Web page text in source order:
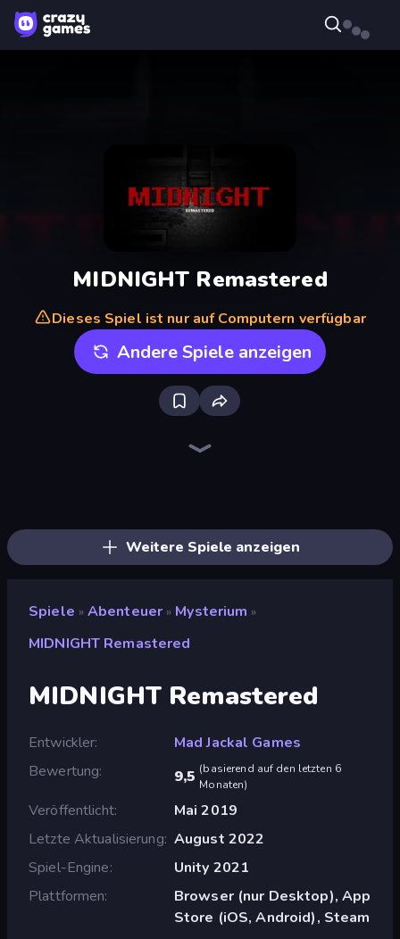
MIDNIGHT Remastered
Dieses Spiel ist nur auf Computern verfügbar
Andere Spiele anzeigen
Weitere Spiele anzeigen
Spiele » Abenteuer » Mysterium »
MIDNIGHT Remastered
MIDNIGHT Remastered
Entwickler
Mad Jackal Games
Bewertung
9,5 (basierend auf den letzten 6
Monaten)
Veröffentlicht
Mai 2019
Letzte Aktualisierung August 2022
Spiel-Engine
Unity 2021
Plattformen
Browser (nur Desktop), App
Store (iOS, Android), Steam